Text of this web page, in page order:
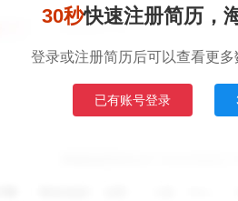
30秒快速注册简历，
登录或注册简历后可以查看更多
已有账号登录